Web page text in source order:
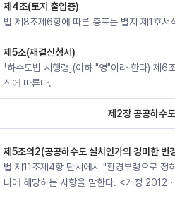
제4조(토지 출입증)
법 제8조제6항에 따른 증표는 별지 제1호서
제5조(재결신청서)
「하수도법 시행령」(이하 "영"이라 한다) 제
식에 따른다.
제2장 공공하수
제5조의2(공공하수도 설치인가의 경미한 변
법 제11조제4항 단서에서 "환경부령으로
나에 해당하는 사항을 말한다. <개정